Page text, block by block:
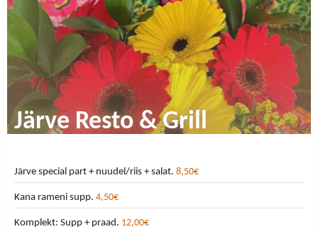
Järve Resto & Grill
Järve special part + nuudel/riis + salat. 8,50€
Kana rameni supp. 4,50€
Komplekt: Supp + praad. 12,00€